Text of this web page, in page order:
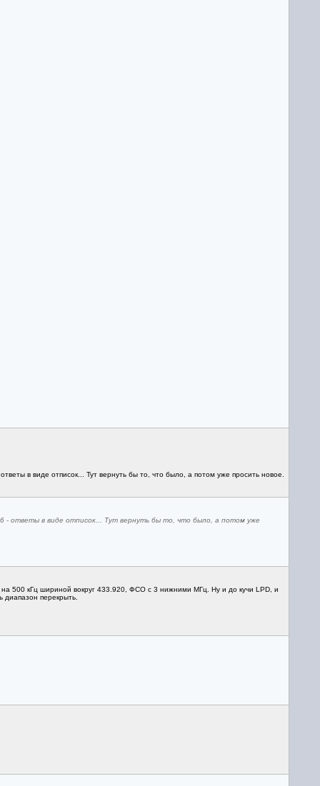
в виде отписок... Тут вернуть бы то, что было, а потом уже просить новое.
- ответы в виде отписок... Тут вернуть бы то, что было, а потом уже
500 кГц шириной вокруг 433.920, ФСО с 3 нижними МГц. Ну и до кучи LPD, и
диапазон перекрыть.